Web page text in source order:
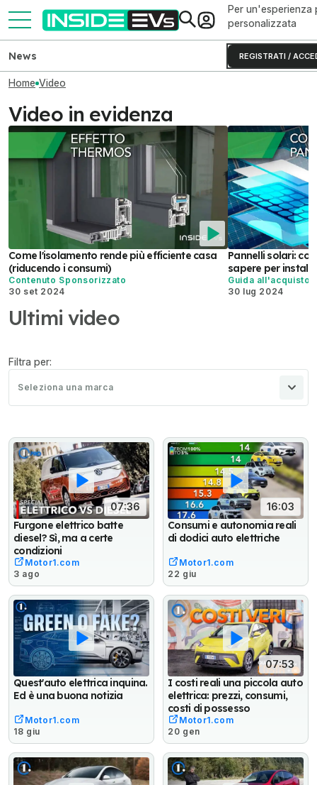
Per un'esperienza
personalizzata
REGISTRATI /
News
Home Video
Video in evidenza
Come l'isolamento rende più efficiente casa
(riducendo i consumi)
Contenuto Sponsorizzato
30 set 2024
Pannelli solari:
sapere per
Guida all'acquisto
30 lug 2024
Ultimi video
Filtra per:
Seleziona una marca
07:36
Furgone elettrico batte
diesel? Sì, ma a certe
condizioni
Motor1.com
3 ago
16:03
Consumi e autonomia reali
di dodici auto elettriche
Motor1.com
22 giu
Quest'auto elettrica inquina.
Ed è una buona notizia
Motor1.com
18 giu
07:53
I costi reali una piccola auto
elettrica: prezzi, consumi,
costi di possesso
Motor1.com
20 gen